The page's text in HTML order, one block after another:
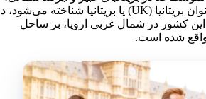
که به طور معمول به عنوان بریتانیا (UK) یا بریتانیا شناخته می‌شود، در
این کشور در شمال غربی اروپا، بر ساحل
شده است.